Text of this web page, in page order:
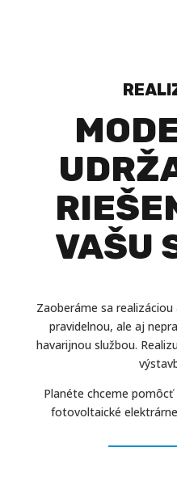
VAŠU
Zaoberáme sa
pravidelnou, ale aj
havarijnou službou.
Planéte chceme pomôcť
fotovoltaické